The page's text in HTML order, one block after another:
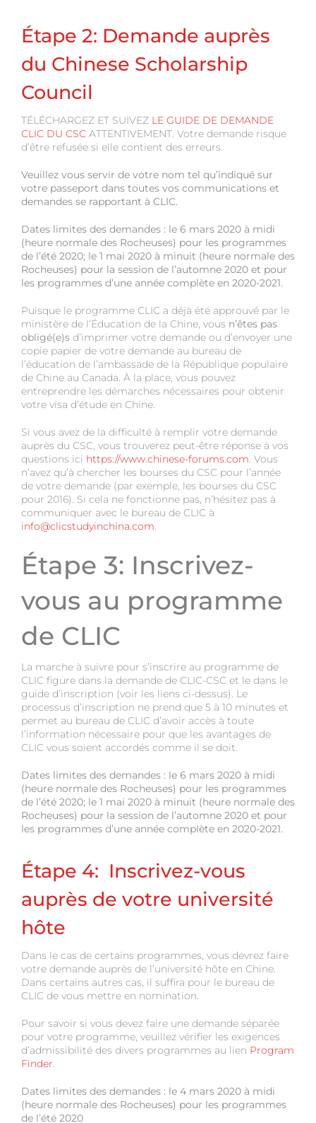
Étape 2: Demande auprès
du Chinese Scholarship
Council
TÉLÉCHARGEZ ET SUIVEZ LE GUIDE DE DEMANDE
CLIC DU CSC ATTENTIVEMENT. Votre demande risque
d’être refusée si elle contient des erreurs.
Veuillez vous servir de votre nom tel qu’indiqué sur
votre passeport dans toutes vos communications et
demandes se rapportant à CLIC.
Dates limites des demandes : le 6 mars 2020 à midi
(heure normale des Rocheuses) pour les programmes
de l’été 2020; le 1 mai 2020 à minuit (heure normale des
Rocheuses) pour la session de l’automne 2020 et pour
les programmes d’une année complète en 2020-2021.
Puisque le programme CLIC a déjà été approuvé par le
ministère de l’Éducation de la Chine, vous n’êtes pas
obligé(e)s d’imprimer votre demande ou d’envoyer une
copie papier de votre demande au bureau de
l’éducation de l’ambassade de la République populaire
de Chine au Canada. À la place, vous pouvez
entreprendre les démarches nécessaires pour obtenir
votre visa d’étude en Chine.
Si vous avez de la difficulté à remplir votre demande
auprès du CSC, vous trouverez peut-être réponse à vos
questions ici https://www.chinese-forums.com. Vous
n’avez qu’à chercher les bourses du CSC pour l’année
de votre demande (par exemple, les bourses du CSC
pour 2016). Si cela ne fonctionne pas, n’hésitez pas à
communiquer avec le bureau de CLIC à
info@clicstudyinchina.com.
Étape 3: Inscrivez-
vous au programme
de CLIC
La marche à suivre pour s’inscrire au programme de
CLIC figure dans la demande de CLIC-CSC et le dans le
guide d’inscription (voir les liens ci-dessus). Le
processus d’inscription ne prend que 5 à 10 minutes et
permet au bureau de CLIC d’avoir accès à toute
l’information nécessaire pour que les avantages de
CLIC vous soient accordés comme il se doit.
Dates limites des demandes : le 6 mars 2020 à midi
(heure normale des Rocheuses) pour les programmes
de l’été 2020; le 1 mai 2020 à minuit (heure normale des
Rocheuses) pour la session de l’automne 2020 et pour
les programmes d’une année complète en 2020-2021.
Étape 4: Inscrivez-vous
auprès de votre université
hôte
Dans le cas de certains programmes, vous devrez faire
votre demande auprès de l’université hôte en Chine.
Dans certains autres cas, il suffira pour le bureau de
CLIC de vous mettre en nomination.
Pour savoir si vous devez faire une demande séparée
pour votre programme, veuillez vérifier les exigences
d’admissibilité des divers programmes au lien Program
Finder.
Dates limites des demandes : le 4 mars 2020 à midi
(heure normale des Rocheuses) pour les programmes
de l’été 2020